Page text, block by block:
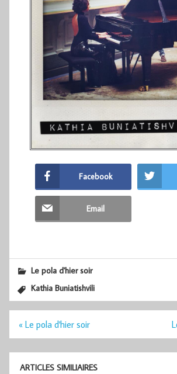
Facebook
Email
Le pola d'hier soir
Kathia Buniatishvili
Navigation
l’article
« Le pola d'hier soir
ARTICLES SIMILIAIRES